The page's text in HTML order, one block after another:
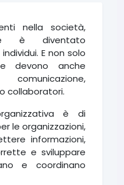
nella società,
è diventato
E non solo
devono anche
collaboratori.
è di
le organizzazioni,
informazioni,
e sviluppare
e coordinano